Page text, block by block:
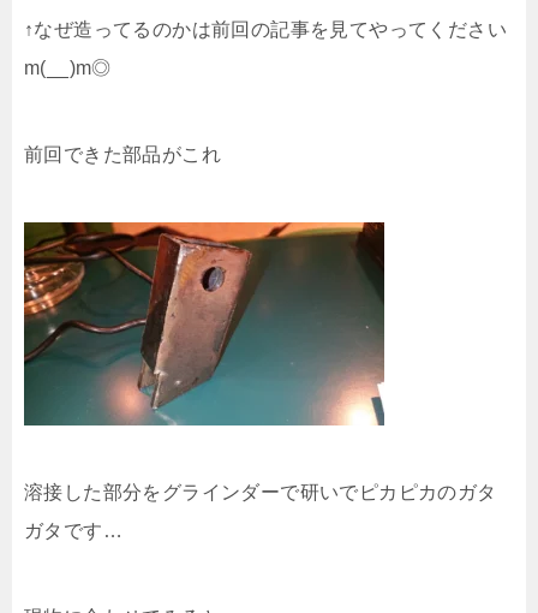
↑なぜ造ってるのかは前回の記事を見てやってください
m(__)m◎
前回できた部品がこれ
溶接した部分をグラインダーで研いでピカピカのガタ
ガタです…